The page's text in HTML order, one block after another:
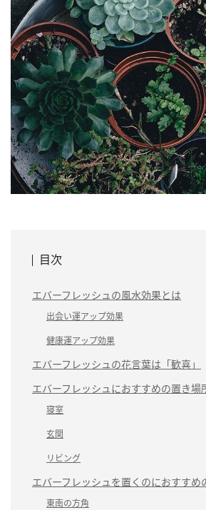
目次
エバーフレッシュの風水効果とは
出会い運アップ効果
健康運アップ効果
エバーフレッシュの花言葉は「歓喜」
エバーフレッシュにおすすめの置き場
寝室
玄関
リビング
エバーフレッシュを置くのにおすすめ
東南の方角